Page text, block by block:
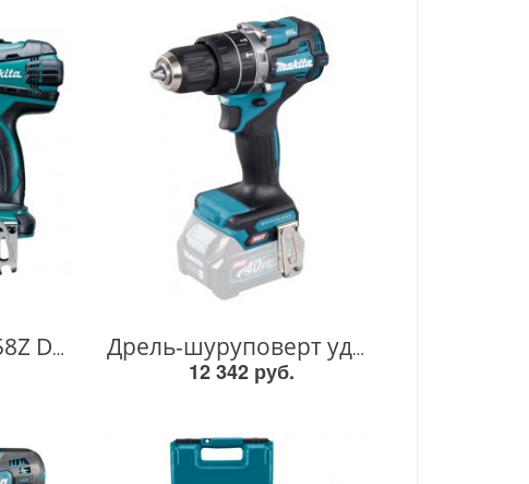
Дрель акк DHP458Z DHP458Z Дрель-шуруповерт ударная аккум. XGT BL 40В, 13мм, 65/30Нм (без аккум.и з/у) HP002GZ HP002GZ
12 342 руб.